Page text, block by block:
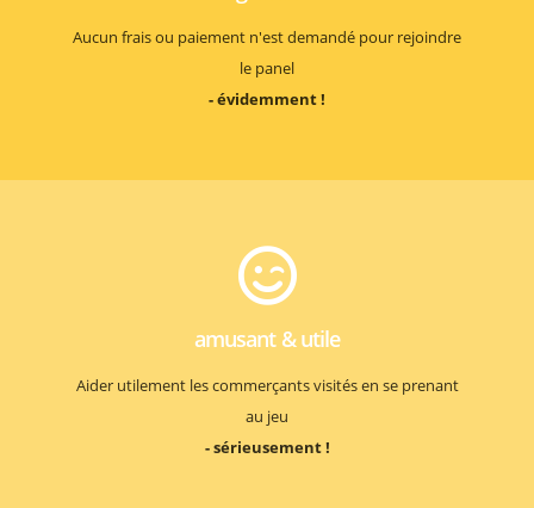
Aucun frais ou paiement n'est demandé pour rejoindre
le panel
- évidemment !
amusant & utile
Aider utilement les commerçants visités en se prenant
au jeu
- sérieusement !